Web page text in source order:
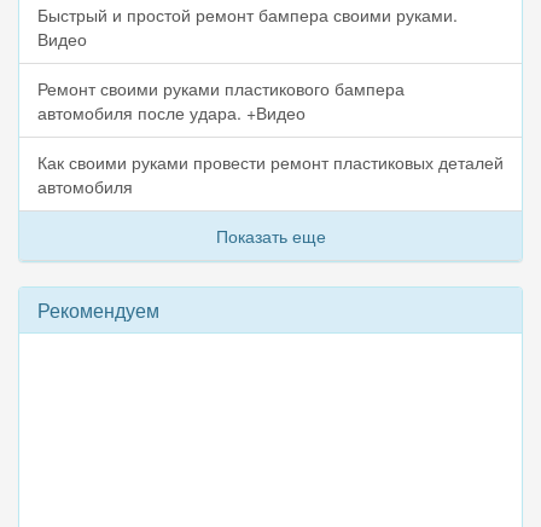
Быстрый и простой ремонт бампера своими руками.
Видео
Ремонт своими руками пластикового бампера
автомобиля после удара. +Видео
Как своими руками провести ремонт пластиковых деталей
автомобиля
Показать еще
Рекомендуем